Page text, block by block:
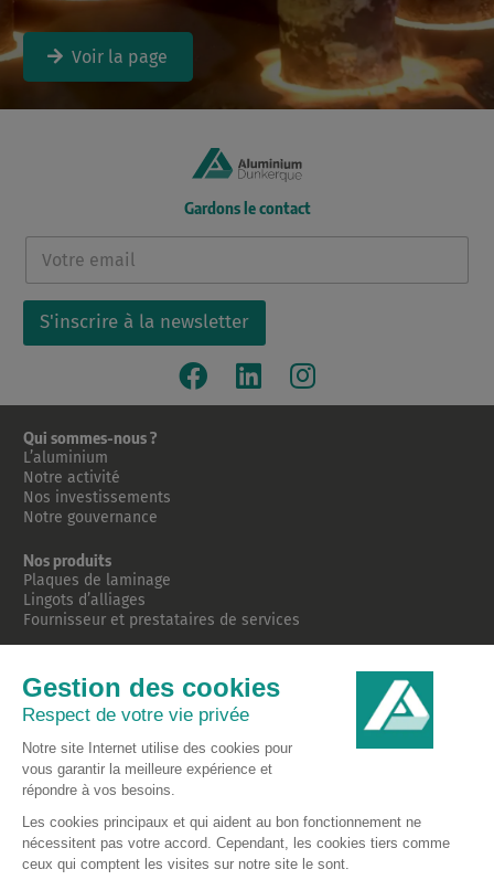
Voir la page
Gardons le contact
m
a
l
S'inscrire à la newsletter
Qui sommes-nous ?
L’aluminium
Notre activité
Nos investissements
Notre gouvernance
Nos produits
Plaques de laminage
Lingots d’alliages
Fournisseur et prestataires de services
Nos piliers
Nos enjeux énergétiques
Notre projet de décarbonisation
Notre stratégie RSE
Notre ancrage territorial
Nos équipes
Offres d’emploi